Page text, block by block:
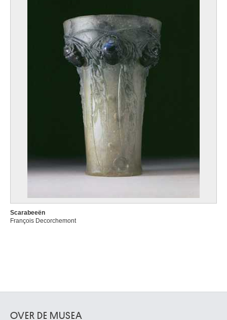
Scarabeeën
François Decorchemont
OVER DE MUSEA